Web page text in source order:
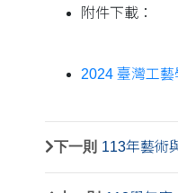
附件下載：
2024 臺灣工
下一則 113年藝術